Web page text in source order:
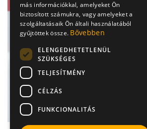
más információkkal, amelyeket Ön
biztosított számukra, vagy amelyeket a
szolgáltatásaik Ön általi használatából
gyűjtöttek össze. Bővebben
ELENGEDHETETLENÜL
SZÜKSÉGES
TELJESÍTMÉNY
CÉLZÁS
FUNKCIONALITÁS